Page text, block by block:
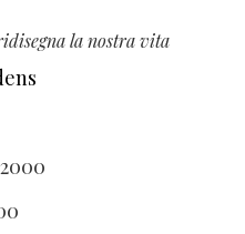
la nostra vita
2000